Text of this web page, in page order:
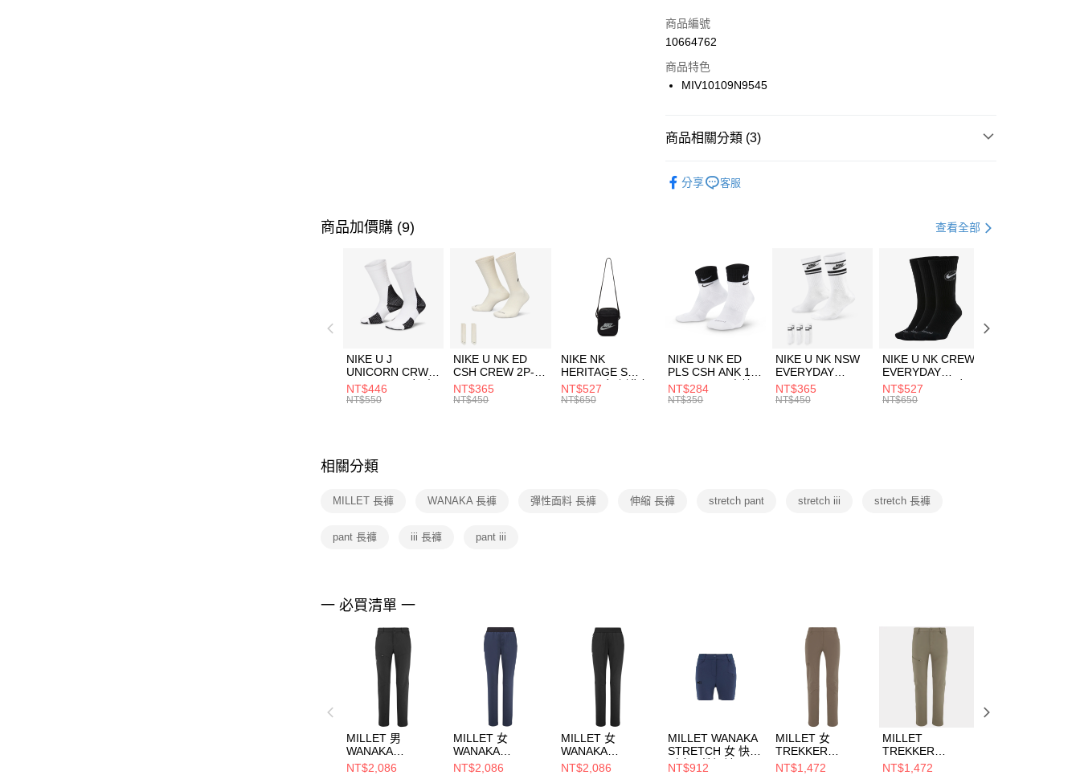
合作金庫商業銀行
華南商業銀行
上海商業儲蓄銀行
國泰世華商業銀行
聯邦商業銀行
台新國際商業銀行
LINE Pay
Apple Pay
【關於「AFTEE先享後付」】
３．安心：先確認商品／服務後，再付款。
【「AFTEE先享後付」結帳流程】
１．於結帳方式選擇「AFTEE先享後付」後，將跳轉至「AFTEE先享後
付」結帳頁面，進行簡訊認證並確認金額後，即可完成結帳。
２．訂單成立數日內，您將收到繳費通知簡訊。
３．收到繳費通知簡訊後14天內，點擊此簡訊中的連結，可透過四大超商
／ATM／網路銀行／等多元方式進行付款，方視為交易完成。
※ 請注意：結帳手續完成當下不需立刻繳費，但若您需要取消訂單，請聯
絡購買商品的店家。未經商家同意取消之訂單仍視為有效，需透過AFTEE
先享後付繳納相關費用。
交易，需依本服務之必要範圍內提供個人資料，並將交易相關給付款項請
５．嚴禁一人註冊多個帳號或使用他人資訊註冊。若發現惡意使用之情
形，恩沛科技股份有限公司將有權停止該用戶之使用額度並採取法律行
每筆NT$100，滿NT$1,500(含以上)免運費
每筆NT$100，滿NT$1,500(含以上)免運費
付款後門市自取
每筆NT$100，滿NT$1,500(含以上)免運費
商品編號
10664762
商品特色
MIV10109N9545
商品相關分類 (3)
分享 客服
商品加價購 (9) 查看全部
NIKE U J
UNICORN CRW
1PR -160 男女 中
統襪 FZ3393100
NT$446
NT$550
NIKE U NK ED
CSH CREW 2P-
144 EMBRDY 男
女 短統襪
NT$365
NT$450
NIKE NK
HERITAGE S
SMIT 男女 側背包
BA5871010
NT$527
NT$650
NIKE U NK ED
PLS CSH ANK 1P
144 DBL 男 中統
襪 DH4058104
NT$284
NT$350
NIKE U NK NSW
EVERYDAY
ESSENTIAL CR
男女 短統襪
NT$365
NT$450
NIKE U NK CREW
EVERYDAY
BBALL 3PR 男女
長統襪
NT$527
NT$650
相關分類
MILLET 長褲 WANAKA 長褲 彈性面料 長褲 伸縮 長褲 stretch pant stretch iii stretch 長褲
pant 長褲 iii 長褲 pant iii
一 必買清單 一
MILLET 男
WANAKA
STRETCH PANT
NT$2,086
MILLET 女
WANAKA
STRETCH PANT
NT$2,086
MILLET 女
WANAKA
STRETCH PANT
NT$2,086
MILLET WANAKA
STRETCH 女 快排
耐磨彈性短褲
NT$912
MILLET 女
TREKKER
STRETCH PT III
NT$1,472
MILLET
TREKKER
STRETCH PT III
NT$1,472